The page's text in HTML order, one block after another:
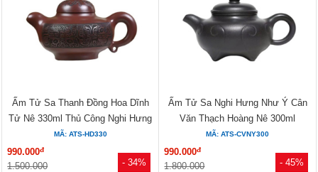
- 34%
Ấm Tử Sa Thanh Đồng Hoa Dĩnh
Tử Nê 330ml Thủ Công Nghi Hưng
MÃ: ATS-HD330
990.000đ
1.500.000 - 45%
Ấm Tử Sa Nghi Hưng Như Ý Cân
Văn Thạch Hoàng Nê 300ml
MÃ: ATS-CVNY300
990.000đ
1.800.000